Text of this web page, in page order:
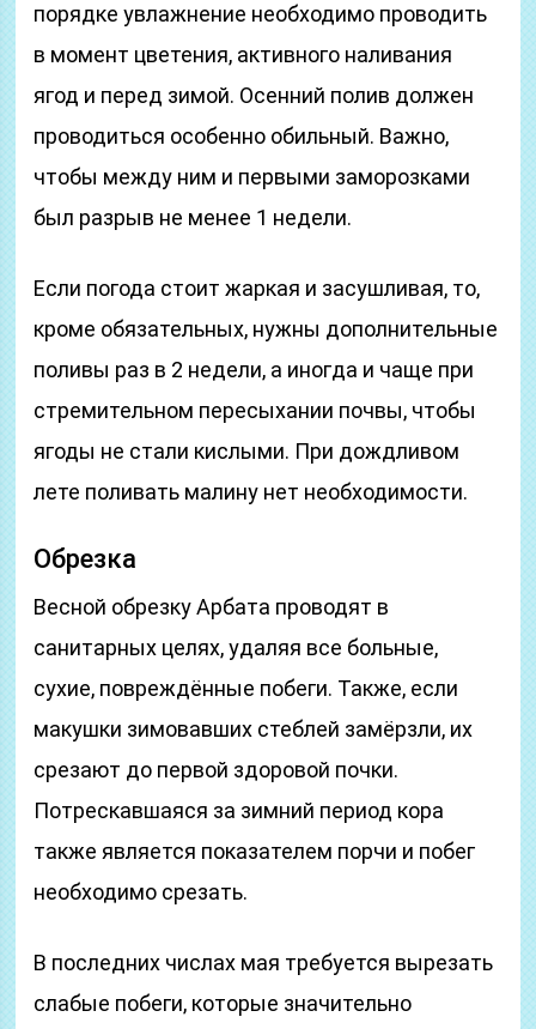
порядке увлажнение необходимо проводить
в момент цветения, активного наливания
ягод и перед зимой. Осенний полив должен
проводиться особенно обильный. Важно,
чтобы между ним и первыми заморозками
был разрыв не менее 1 недели.
Если погода стоит жаркая и засушливая, то,
кроме обязательных, нужны дополнительные
поливы раз в 2 недели, а иногда и чаще при
стремительном пересыхании почвы, чтобы
ягоды не стали кислыми. При дождливом
лете поливать малину нет необходимости.
Обрезка
Весной обрезку Арбата проводят в
санитарных целях, удаляя все больные,
сухие, повреждённые побеги. Также, если
макушки зимовавших стеблей замёрзли, их
срезают до первой здоровой почки.
Потрескавшаяся за зимний период кора
также является показателем порчи и побег
необходимо срезать.
В последних числах мая требуется вырезать
слабые побеги, которые значительно